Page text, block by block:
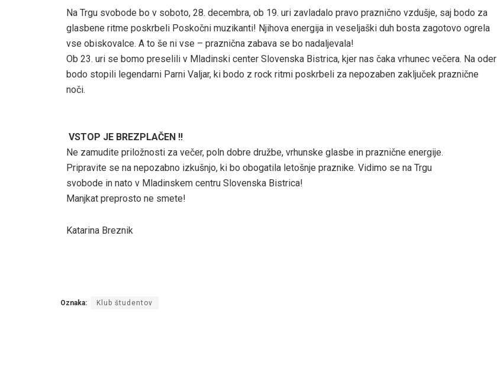
Na Trgu svobode bo v soboto, 28. decembra, ob 19. uri zavladalo pravo praznično vzdušje, saj bodo za
glasbene ritme poskrbeli Poskočni muzikanti! Njihova energija in veseljaški duh bosta zagotovo ogrela
vse obiskovalce. A to še ni vse – praznična zabava se bo nadaljevala!
Ob 23. uri se bomo preselili v Mladinski center Slovenska Bistrica, kjer nas čaka vrhunec večera. Na oder
bodo stopili legendarni Parni Valjar, ki bodo z rock ritmi poskrbeli za nepozaben zaključek praznične
noči.
VSTOP JE BREZPLAČEN !!
Ne zamudite priložnosti za večer, poln dobre družbe, vrhunske glasbe in praznične energije.
Pripravite se na nepozabno izkušnjo, ki bo obogatila letošnje praznike. Vidimo se na Trgu
svobode in nato v Mladinskem centru Slovenska Bistrica!
Manjkat preprosto ne smete!
Katarina Breznik
Oznaka: Klub študentov